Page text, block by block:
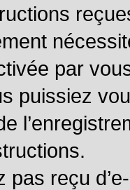
par
puissiez
pas reçu